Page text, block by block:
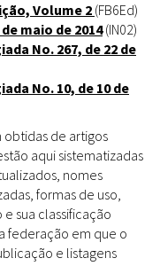
Volume 2 (FB6Ed)
maio de 2014(IN02)
No. 267, de 22 de
No. 10, de 10 de
obtidas de artigos
aqui sistematizadas
nomes
formas de uso,
sua classificação
federação em que o
e listagens